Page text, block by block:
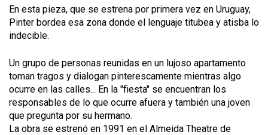
En esta pieza, que se estrena por primera vez en Uruguay,
Pinter bordea esa zona donde el lenguaje titubea y atisba lo
indecible.
Un grupo de personas reunidas en un lujoso apartamento
toman tragos y dialogan pinterescamente mientras algo
ocurre en las calles... En la "fiesta" se encuentran los
responsables de lo que ocurre afuera y también una joven
que pregunta por su hermano.
La obra se estrenó en 1991 en el Almeida Theatre de